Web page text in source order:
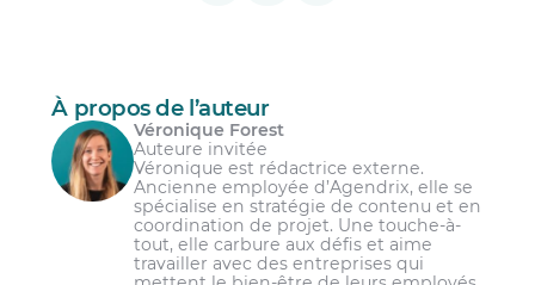
À propos de l’auteur
Véronique Forest
Auteure invitée
Véronique est rédactrice externe.
Ancienne employée d’Agendrix, elle se
spécialise en stratégie de contenu et en
coordination de projet. Une touche-à-
tout, elle carbure aux défis et aime
travailler avec des entreprises qui